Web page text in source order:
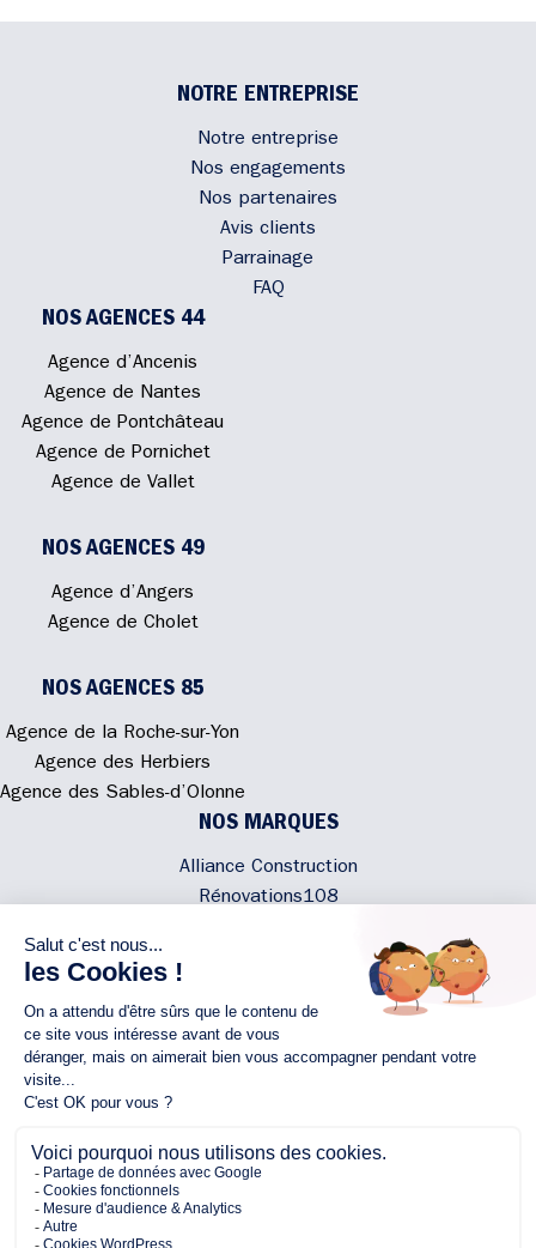
NOTRE ENTREPRISE
Notre entreprise
Nos engagements
Nos partenaires
Avis clients
Parrainage
FAQ
NOS AGENCES 44
Agence d’Ancenis
Agence de Nantes
Agence de Pontchâteau
Agence de Pornichet
Agence de Vallet
NOS AGENCES 49
Agence d’Angers
Agence de Cholet
NOS AGENCES 85
Agence de la Roche-sur-Yon
Agence des Herbiers
Agence des Sables-d’Olonne
NOS MARQUES
Alliance Construction
Rénovations108
NOUS CONTACTER
02 40 300 200
NOUS SUIVRE